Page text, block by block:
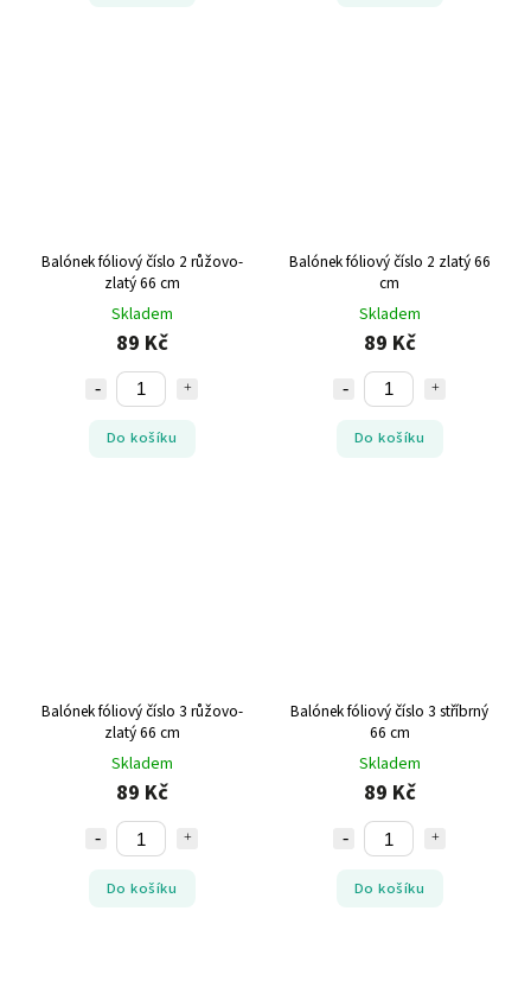
Balónek fóliový číslo 2 růžovo-
zlatý 66 cm
Skladem
89 Kč
Do košíku
Balónek fóliový číslo 2 zlatý 66
cm
Skladem
89 Kč
Do košíku
Balónek fóliový číslo 3 růžovo-
zlatý 66 cm
Skladem
89 Kč
Do košíku
Balónek fóliový číslo 3 stříbrný
66 cm
Skladem
89 Kč
Do košíku